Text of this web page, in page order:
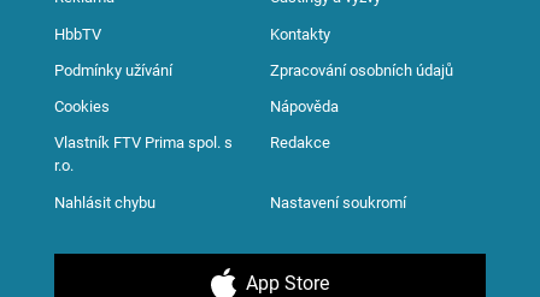
HbbTV Kontakty
Podmínky užívání Zpracování osobních údajů
Cookies Nápověda
Vlastník FTV Prima spol. s
r.o.
Redakce
Nahlásit chybu Nastavení soukromí
App Store